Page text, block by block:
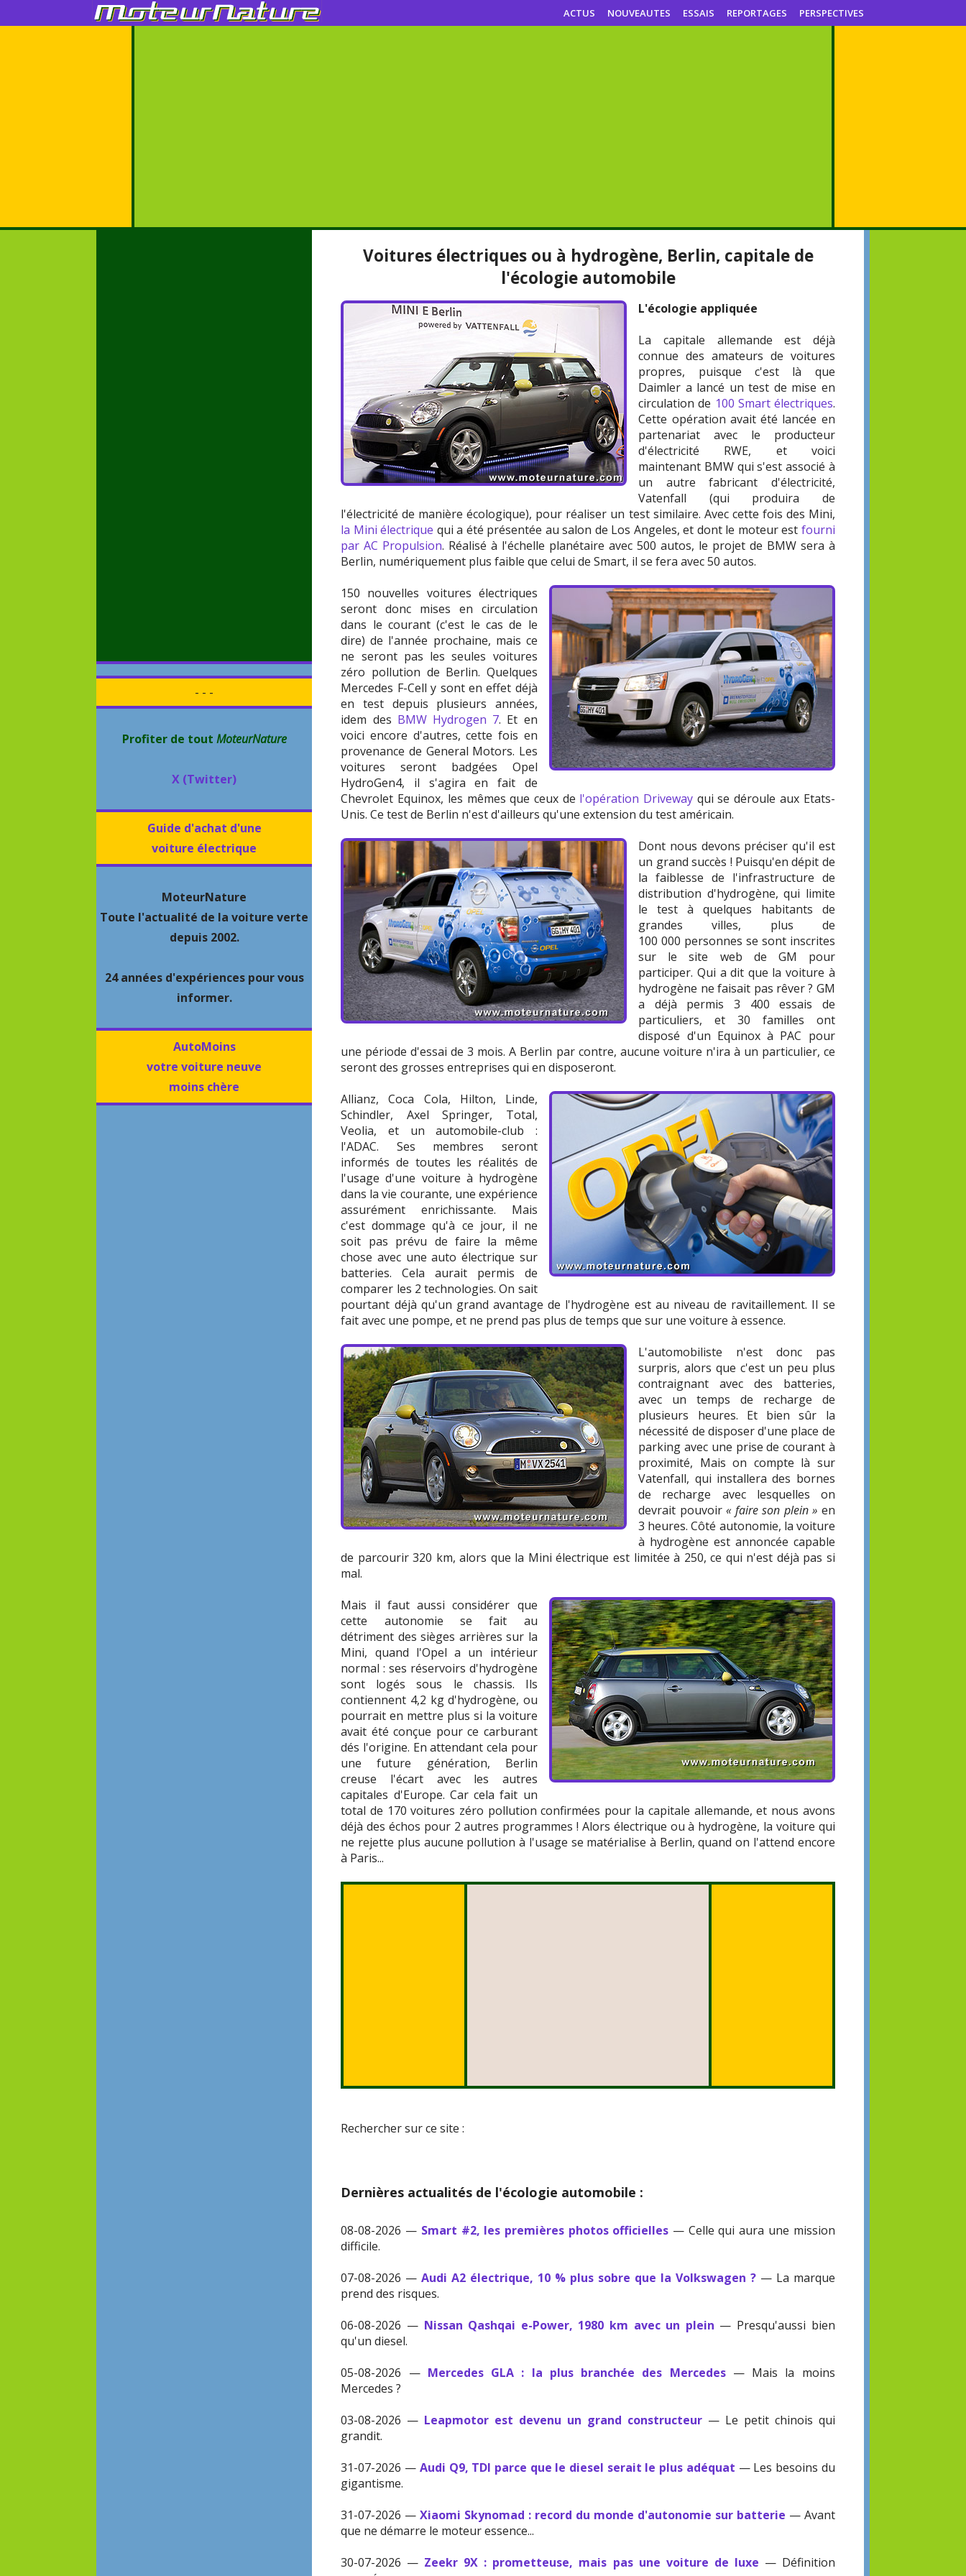
ACTUS NOUVEAUTES ESSAIS REPORTAGES PERSPECTIVES
- - -
Profiter de tout MoteurNature
X (Twitter)
Guide d'achat d'une
voiture électrique
MoteurNature
Toute l'actualité de la voiture verte
depuis 2002.
24 années d'expériences pour vous
informer.
AutoMoins
votre voiture neuve
moins chère
Voitures électriques ou à hydrogène, Berlin, capitale de
l'écologie automobile
L'écologie appliquée
La capitale allemande est déjà
connue des amateurs de voitures
propres, puisque c'est là que
Daimler a lancé un test de mise en
circulation de 100 Smart électriques.
Cette opération avait été lancée en
partenariat avec le producteur
d'électricité RWE, et voici
maintenant BMW qui s'est associé à
un autre fabricant d'électricité,
Vatenfall (qui produira de
l'électricité de manière écologique), pour réaliser un test similaire. Avec cette fois des Mini,
la Mini électrique qui a été présentée au salon de Los Angeles, et dont le moteur est fourni
par AC Propulsion. Réalisé à l'échelle planétaire avec 500 autos, le projet de BMW sera à
Berlin, numériquement plus faible que celui de Smart, il se fera avec 50 autos.
150 nouvelles voitures électriques
seront donc mises en circulation
dans le courant (c'est le cas de le
dire) de l'année prochaine, mais ce
ne seront pas les seules voitures
zéro pollution de Berlin. Quelques
Mercedes F-Cell y sont en effet déjà
en test depuis plusieurs années,
idem des BMW Hydrogen 7. Et en
voici encore d'autres, cette fois en
provenance de General Motors. Les
voitures seront badgées Opel
HydroGen4, il s'agira en fait de
Chevrolet Equinox, les mêmes que ceux de l'opération Driveway qui se déroule aux Etats-
Unis. Ce test de Berlin n'est d'ailleurs qu'une extension du test américain.
Dont nous devons préciser qu'il est
un grand succès ! Puisqu'en dépit de
la faiblesse de l'infrastructure de
distribution d'hydrogène, qui limite
le test à quelques habitants de
grandes villes, plus de
100 000 personnes se sont inscrites
sur le site web de GM pour
participer. Qui a dit que la voiture à
hydrogène ne faisait pas rêver ? GM
a déjà permis 3 400 essais de
particuliers, et 30 familles ont
disposé d'un Equinox à PAC pour
une période d'essai de 3 mois. A Berlin par contre, aucune voiture n'ira à un particulier, ce
seront des grosses entreprises qui en disposeront.
Allianz, Coca Cola, Hilton, Linde,
Schindler, Axel Springer, Total,
Veolia, et un automobile-club :
l'ADAC. Ses membres seront
informés de toutes les réalités de
l'usage d'une voiture à hydrogène
dans la vie courante, une expérience
assurément enrichissante. Mais
c'est dommage qu'à ce jour, il ne
soit pas prévu de faire la même
chose avec une auto électrique sur
batteries. Cela aurait permis de
comparer les 2 technologies. On sait
pourtant déjà qu'un grand avantage de l'hydrogène est au niveau de ravitaillement. Il se
fait avec une pompe, et ne prend pas plus de temps que sur une voiture à essence.
L'automobiliste n'est donc pas
surpris, alors que c'est un peu plus
contraignant avec des batteries,
avec un temps de recharge de
plusieurs heures. Et bien sûr la
nécessité de disposer d'une place de
parking avec une prise de courant à
proximité, Mais on compte là sur
Vatenfall, qui installera des bornes
de recharge avec lesquelles on
devrait pouvoir« faire son plein » en
3 heures. Côté autonomie, la voiture
à hydrogène est annoncée capable
de parcourir 320 km, alors que la Mini électrique est limitée à 250, ce qui n'est déjà pas si
mal.
Mais il faut aussi considérer que
cette autonomie se fait au
détriment des sièges arrières sur la
Mini, quand l'Opel a un intérieur
normal : ses réservoirs d'hydrogène
sont logés sous le chassis. Ils
contiennent 4,2 kg d'hydrogène, ou
pourrait en mettre plus si la voiture
avait été conçue pour ce carburant
dés l'origine. En attendant cela pour
une future génération, Berlin
creuse l'écart avec les autres
capitales d'Europe. Car cela fait un
total de 170 voitures zéro pollution confirmées pour la capitale allemande, et nous avons
déjà des échos pour 2 autres programmes ! Alors électrique ou à hydrogène, la voiture qui
ne rejette plus aucune pollution à l'usage se matérialise à Berlin, quand on l'attend encore
à Paris...
Rechercher sur ce site :
Dernières actualités de l'écologie automobile :
08-08-2026 — Smart #2, les premières photos officielles — Celle qui aura une mission
difficile.
07-08-2026 —Audi A2 électrique, 10 % plus sobre que la Volkswagen ?— La marque
prend des risques.
06-08-2026 — Nissan Qashqai e-Power, 1980 km avec un plein — Presqu'aussi bien
qu'un diesel.
05-08-2026 — Mercedes GLA : la plus branchée des Mercedes— Mais la moins
Mercedes ?
03-08-2026 — Leapmotor est devenu un grand constructeur— Le petit chinois qui
grandit.
31-07-2026 — Audi Q9, TDI parce que le diesel serait le plus adéquat — Les besoins du
gigantisme.
31-07-2026 —Xiaomi Skynomad : record du monde d'autonomie sur batterie — Avant
que ne démarre le moteur essence...
30-07-2026 — Zeekr 9X : prometteuse, mais pas une voiture de luxe — Définition